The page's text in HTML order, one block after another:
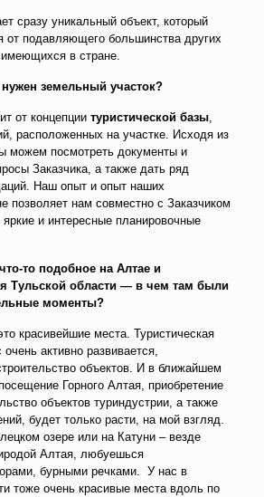
сразу уникальный объект, который
от подавляющего большинства других
имеющихся в стране.
земельный участок?
от концепции туристической базы,
расположенных на участке. Исходя из
можем посмотреть документы и
Заказчика, а также дать ряд
Наш опыт и опыт наших
позволяет нам совместно с Заказчиком
и интересные планировочные
то подобное на Алтае и
Тульской области — в чем там были
моменты?
красивейшие места. Туристическая
активно развивается,
объектов. И в ближайшем
Горного Алтая, приобретение
объектов туриндустрии, а также
будет только расти, на мой взгляд.
озере или на Катуни – везде
Алтая, любуешься
бурными речками. У нас в
тоже очень красивые места вдоль по